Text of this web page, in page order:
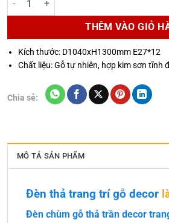
THÊM VÀO GIỎ
Kích thước: D1040xH1300mm E27*12
Chất liệu: Gỗ tự nhiên, hợp kim sơn tĩnh
Chia sẻ:
MÔ TẢ SẢN PHẨM
Đèn thả trang trí gỗ decor
Đèn chùm gỗ thả trần decor